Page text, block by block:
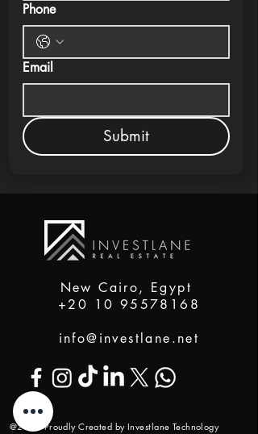
Phone
Email
Submit
New Cairo, Egypt
+20 10 95578168
info@investlane.net
@2024 Proudly Created by Investlane Technology